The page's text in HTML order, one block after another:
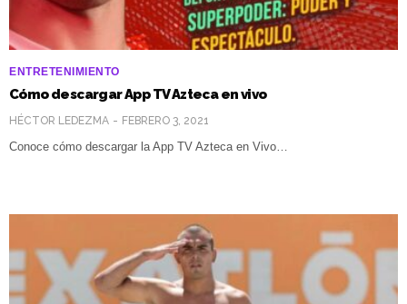
ENTRETENIMIENTO
Cómo descargar App TV Azteca en vivo
HÉCTOR LEDEZMA FEBRERO 3, 2021
Conoce cómo descargar la App TV Azteca en Vivo…